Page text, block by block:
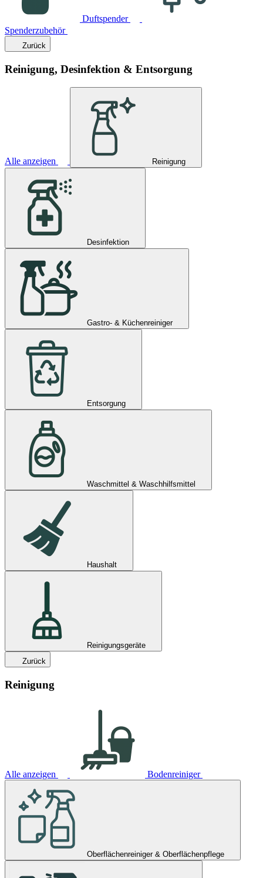
Duftspender
Spenderzubehör
Zurück
Reinigung, Desinfektion & Entsorgung
Alle anzeigen Reinigung
Desinfektion
Gastro- & Küchenreiniger
Entsorgung
Waschmittel & Waschhilfsmittel
Haushalt
Reinigungsgeräte
Zurück
Reinigung
Alle anzeigen Bodenreiniger
Oberflächenreiniger & Oberflächenpflege